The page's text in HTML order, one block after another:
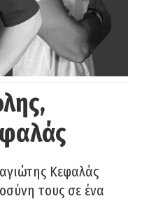
Κεφαλάς
τους σε ένα